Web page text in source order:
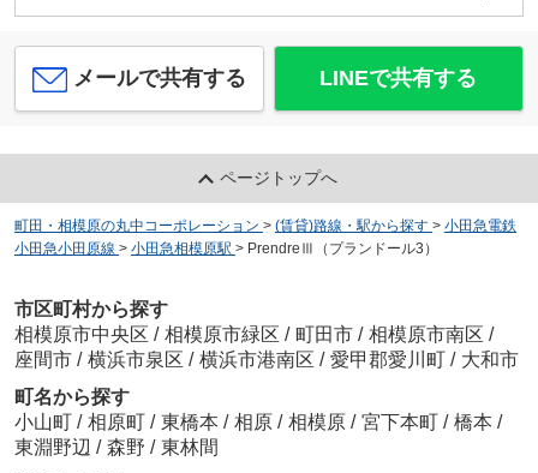
メールで共有する LINEで共有する
ページトップへ
町田・相模原の丸中コーポレーション > (賃貸)路線・駅から探す > 小田急電鉄
小田急小田原線 > 小田急相模原駅 > PrendreⅢ（プランドール3）
市区町村から探す
相模原市中央区 / 相模原市緑区 / 町田市 / 相模原市南区 /
座間市 / 横浜市泉区 / 横浜市港南区 / 愛甲郡愛川町 / 大和市
町名から探す
小山町 / 相原町 / 東橋本 / 相原 / 相模原 / 宮下本町 / 橋本 /
東淵野辺 / 森野 / 東林間